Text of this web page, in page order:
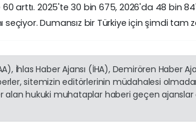
arttı. 2025'te 30 bin 675, 2026'da 48 bin
seçiyor. Dumansız bir Türkiye için şimdi tam
İhlas Haber Ajansı (İHA), Demirören Haber
sitemizin editörlerinin müdahalesi
alan hukuki muhataplar haberi geçen